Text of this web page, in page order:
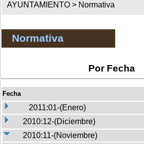
AYUNTAMIENTO > Normativa
Normativa
Por Fecha
Fecha
2011:01-(Enero)
2010:12-(Diciembre)
2010:11-(Noviembre)